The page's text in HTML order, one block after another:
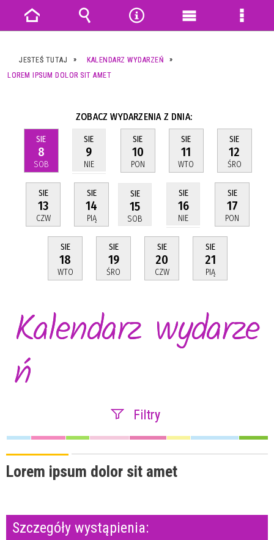
JESTEŚ TUTAJ
KALENDARZ WYDARZEŃ
LOREM IPSUM DOLOR SIT AMET
ZOBACZ WYDARZENIA Z DNIA:
SIE
8
SOB
SIE
9
NIE
SIE
10
PON
SIE
11
WTO
SIE
12
ŚRO
SIE
13
CZW
SIE
14
PIĄ
SIE
15
SOB
SIE
16
NIE
SIE
17
PON
SIE
18
WTO
SIE
19
ŚRO
SIE
20
CZW
SIE
21
PIĄ
Kalendarz wydarze
ń
Filtry
Lorem ipsum dolor sit amet
Szczegóły wystąpienia:
Strona
główna
Wyszukiwarka
NarzędziaMenu
Menu